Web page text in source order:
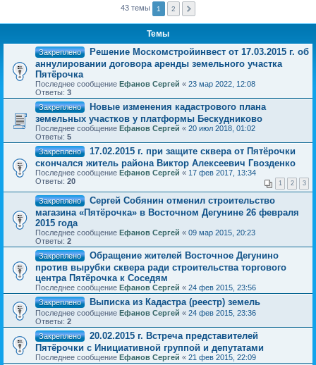
43 темы 1 2
Темы
Закреплено
Решение Москомстройинвест от 17.03.2015 г. об
аннулировании договора аренды земельного участка
Пятёрочка
Последнее сообщение Ефанов Сергей « 23 мар 2022, 12:08
Ответы: 3
Закреплено
Новые изменения кадастрового плана
земельных участков у платформы Бескудниково
Последнее сообщение Ефанов Сергей « 20 июл 2018, 01:02
Ответы: 5
Закреплено
17.02.2015 г. при защите сквера от Пятёрочки
скончался житель района Виктор Алексеевич Гвозденко
Последнее сообщение Ефанов Сергей « 17 фев 2017, 13:34
Ответы: 20 1 2 3
Закреплено
Сергей Собянин отменил строительство
магазина «Пятёрочка» в Восточном Дегунине 26 февраля
2015 года
Последнее сообщение Ефанов Сергей « 09 мар 2015, 20:23
Ответы: 2
Закреплено
Обращение жителей Восточное Дегунино
против вырубки сквера ради строительства торгового
центра Пятёрочка к Соседям
Последнее сообщение Ефанов Сергей « 24 фев 2015, 23:56
Закреплено
Выписка из Кадастра (реестр) земель
Последнее сообщение Ефанов Сергей « 24 фев 2015, 23:36
Ответы: 2
Закреплено
20.02.2015 г. Встреча представителей
Пятёрочки с Инициативной группой и депутатами
Последнее сообщение Ефанов Сергей « 21 фев 2015, 22:09